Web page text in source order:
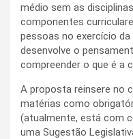
médio sem as
componentes
pessoas no exercício
desenvolve o
compreender o que é a
A proposta reinsere no
matérias como
(atualmente, está com
uma Sugestão